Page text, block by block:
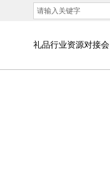
礼品行业资源对接会